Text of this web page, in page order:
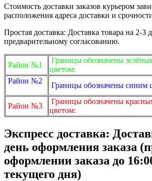
Стоимость доставки заказов курьером
расположения адреса доставки и
Простая доставка: Доставка товара на 2-3
предварительному согласованию.
Район №1
Границы обозначены
цветом:
Район №2
Границы обозначены синим
Район №3
Границы обозначены
цветом:
Экспресс доставка:
день оформления заказа
оформлении заказа до
текущего дня)